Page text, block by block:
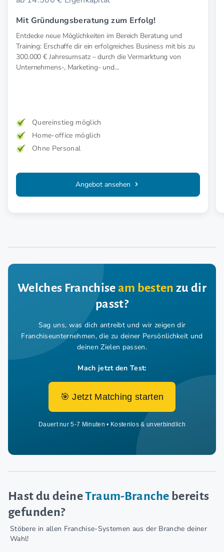
Mit Gründungsberatung zum Erfolg!
Entdecke neue Möglichkeiten im Bereich Beratung und
Training: Erschaffe dir ein erfolgreiches Business mit bis zu
300.000 € Jahresumsatz – durch die Vermarktung von
Unternehmens-, Marketing- und
Quereinstieg möglich
Home-office möglich
Ohne Personal
Angebot ansehen
Welches Franchiseam besten zu dir
passt?
Sag uns, was dich antreibt und wir zeigen dir
Franchiseunternehmen, die zu deiner Persönlichkeit und
deinen Zielen passen.
Mach jetzt den Test:
🎯 Jetzt Matching starten
Dauert nur 5-7 Minuten • Kostenlos & unverbindlich
Hast du deineTraum-Branche bereits
gefunden?
Stöbere in allen Franchise-Systemen aus der Branche deiner
Wahl!